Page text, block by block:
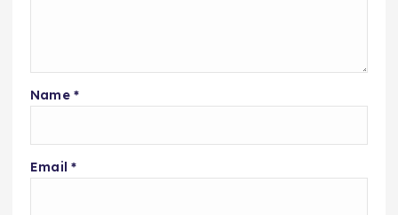
Name *
Email *